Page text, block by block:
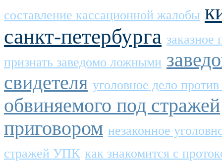
составление кассационной жалобы
санкт-петербурга заказное
признать заведомо ложными
свидетеля уголовное дело против
обвиняемого под стражей
приговором незаконное
стражей УПК как знакомится с